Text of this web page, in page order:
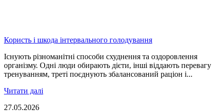
Користь і шкода інтервального голодування
Існують різноманітні способи схуднення та оздоровлення
організму. Одні люди обирають дієти, інші віддають перевагу
тренуванням, треті поєднують збалансований раціон і...
Читати далі
27.05.2026